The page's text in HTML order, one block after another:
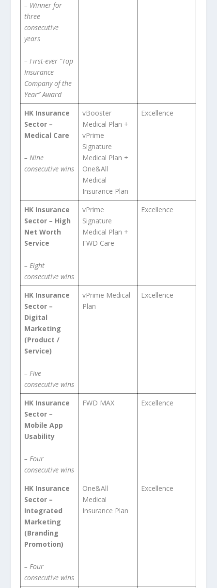
– Winner for
three
consecutive
years
– First-ever “Top
Insurance
Company of the
Year” Award
HK Insurance
Sector –
Medical Care
– Nine
consecutive wins
vBooster
Medical Plan +
vPrime
Signature
Medical Plan +
One&All
Medical
Insurance Plan
Excellence
HK Insurance
Sector – High
Net Worth
Service
– Eight
consecutive wins
vPrime
Signature
Medical Plan +
FWD Care
Excellence
HK Insurance
Sector –
Digital
Marketing
(Product /
Service)
– Five
consecutive wins
vPrime Medical
Plan
Excellence
HK Insurance
Sector –
Mobile App
Usability
– Four
consecutive wins
FWD MAX Excellence
HK Insurance
Sector –
Integrated
Marketing
(Branding
Promotion)
– Four
consecutive wins
One&All
Medical
Insurance Plan
Excellence